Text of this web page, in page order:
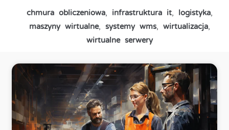
chmura obliczeniowa, infrastruktura it, logistyka,
maszyny wirtualne, systemy wms, wirtualizacja,
wirtualne serwery